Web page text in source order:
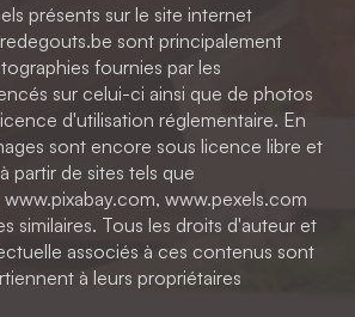
présents sur le site internet
sont principalement
fournies par les
sur celui-ci ainsi que de photos
d'utilisation réglementaire. En
sont encore sous licence libre et
partir de sites tels que
www.pexels.com
similaires. Tous les droits d'auteur et
associés à ces contenus sont
à leurs propriétaires